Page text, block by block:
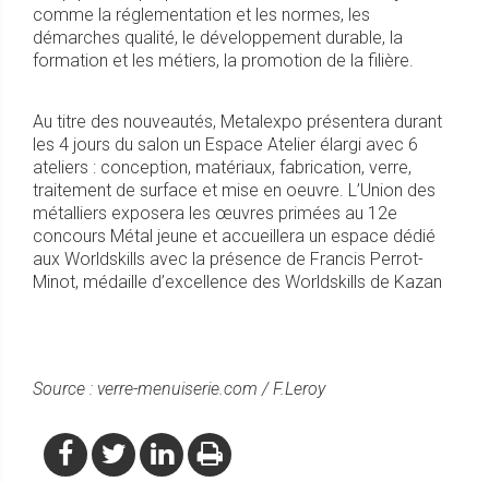
comme la réglementation et les normes, les
démarches qualité, le développement durable, la
formation et les métiers, la promotion de la filière.
Au titre des nouveautés, Metalexpo présentera durant
les 4 jours du salon un Espace Atelier élargi avec 6
ateliers : conception, matériaux, fabrication, verre,
traitement de surface et mise en oeuvre. L’Union des
métalliers exposera les œuvres primées au 12e
concours Métal jeune et accueillera un espace dédié
aux Worldskills avec la présence de Francis Perrot-
Minot, médaille d’excellence des Worldskills de Kazan
Source : verre-menuiserie.com / F.Leroy